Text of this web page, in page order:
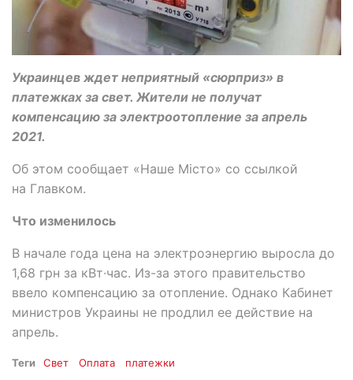
Украинцев ждет неприятный «сюрприз» в
платежках за свет. Жители не получат
компенсацию за электроотопление за апрель
2021.
Об этом сообщает «Наше Місто» со ссылкой
на Главком.
Что изменилось
В начале года цена на электроэнергию выросла до
1,68 грн за кВт∙час. Из-за этого правительство
ввело компенсацию за отопление. Однако Кабинет
министров Украины не продлил ее действие на
апрель.
Теги Свет Оплата платежки